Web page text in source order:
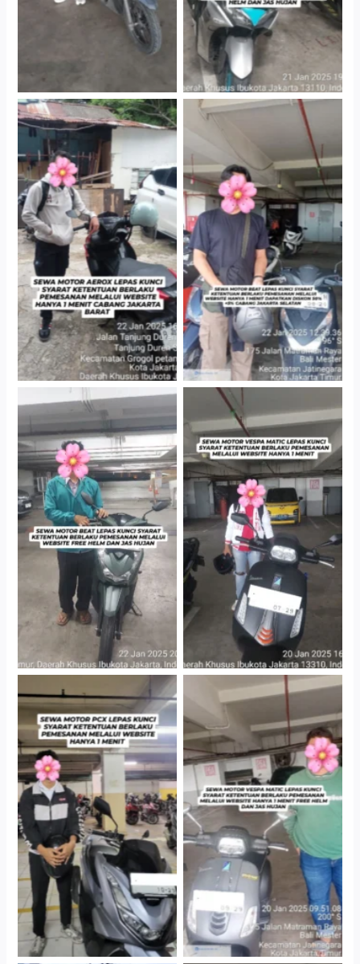
Cabang Jakarta Barat
Cityplaza Jatinegara
Gedung Parkir P6A
Cityplaza Jatinegara
Gedung Parkir P6A
Cityplaza Jatinegara
Gedung Parkir P6A
Hotel Kartika Chandra,
Jakarta Selatan
Cityplaza Jatinegara
Gedung Parkir P6A